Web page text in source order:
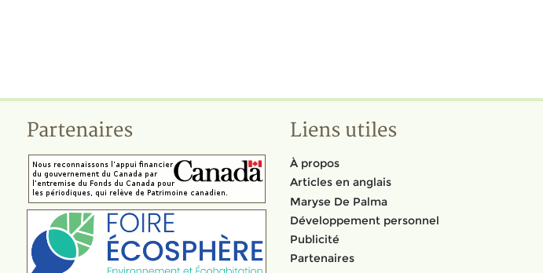
Partenaires Liens utiles
À propos
Articles en anglais
Maryse De Palma
Développement personnel
Publicité
Partenaires